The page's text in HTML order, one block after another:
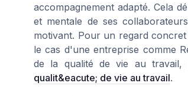
accompagnement adapté. Cela
et mentale de ses
motivant. Pour un regard
le cas d'une entreprise comme
de la qualité de vie au travail,
qualit&eacute; de vie au travail.